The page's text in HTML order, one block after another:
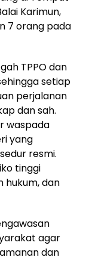
Karimun,
7 orang pada
TPPO dan
setiap
perjalanan
dan sah.
waspada
yang
resmi.
tinggi
hukum, dan
agar
dan